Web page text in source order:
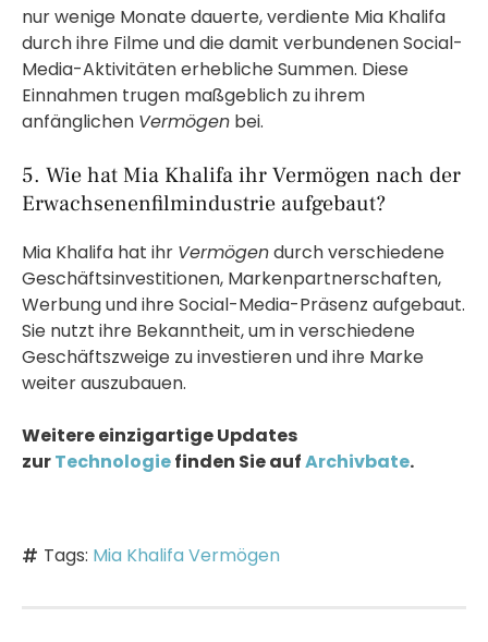
nur wenige Monate dauerte, verdiente Mia Khalifa
durch ihre Filme und die damit verbundenen Social-
Media-Aktivitäten erhebliche Summen. Diese
Einnahmen trugen maßgeblich zu ihrem
anfänglichen Vermögen bei.
5. Wie hat Mia Khalifa ihr Vermögen nach der
Erwachsenenfilmindustrie aufgebaut?
Mia Khalifa hat ihr Vermögendurch verschiedene
Geschäftsinvestitionen, Markenpartnerschaften,
Werbung und ihre Social-Media-Präsenz aufgebaut.
Sie nutzt ihre Bekanntheit, um in verschiedene
Geschäftszweige zu investieren und ihre Marke
weiter auszubauen.
Weitere einzigartige Updates
zurTechnologiefinden Sie aufArchivbate.
Tags: Mia Khalifa Vermögen